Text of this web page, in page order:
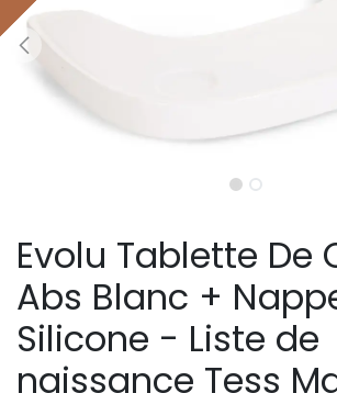
Evolu Tablette De
Abs Blanc +
Silicone - Liste de
naissance Tess